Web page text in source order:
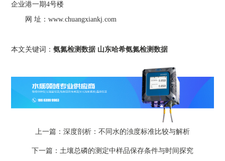
企业港一期4号楼
网 址：www.chuangxiankj.com
本文关键词：氨氮检测数据 山东哈希氨氮检测数据
上一篇：深度剖析：不同水的浊度标准比较与解析
下一篇：土壤总磷的测定中样品保存条件与时间探究